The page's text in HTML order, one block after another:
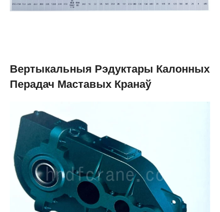
Вертыкальныя Рэдуктары Калонных
Перадач Маставых Кранаў